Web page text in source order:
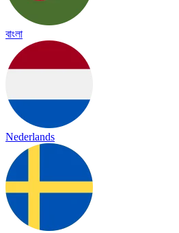
বাংলা
Nederlands